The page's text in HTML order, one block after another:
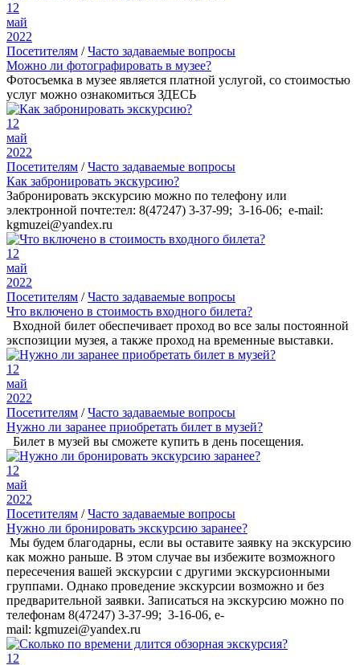
12
май
2022
Посетителям /Часто задаваемые вопросы
Можно ли фотографировать в музее?
Фотосъемка в музее является платной услугой, со стоимостью
услуг можно ознакомиться ЗДЕСЬ
12
май
2022
Посетителям /Часто задаваемые вопросы
Как забронировать экскурсию?
Забронировать экскурсию можно по телефону или
электронной почте:тел: 8(47247) 3-37-99; 3-16-06; e-mail:
kgmuzei@yandex.ru
12
май
2022
Посетителям /Часто задаваемые вопросы
Что включено в стоимость входного билета?
Входной билет обеспечивает проход во все залы постоянной
экспозиции музея, а также проход на временные выставки.
12
май
2022
Посетителям /Часто задаваемые вопросы
Нужно ли заранее приобретать билет в музей?
Билет в музей вы сможете купить в день посещения.
12
май
2022
Посетителям /Часто задаваемые вопросы
Нужно ли бронировать экскурсию заранее?
Мы будем благодарны, если вы оставите заявку на экскурсию
как можно раньше. В этом случае вы избежите возможного
пересечения вашей экскурсии с другими экскурсионными
группами. Однако проведение экскурсии возможно и без
предварительной заявки. Записаться на экскурсию можно по
телефонам 8(47247) 3-37-99; 3-16-06, e-
mail: kgmuzei@yandex.ru
12